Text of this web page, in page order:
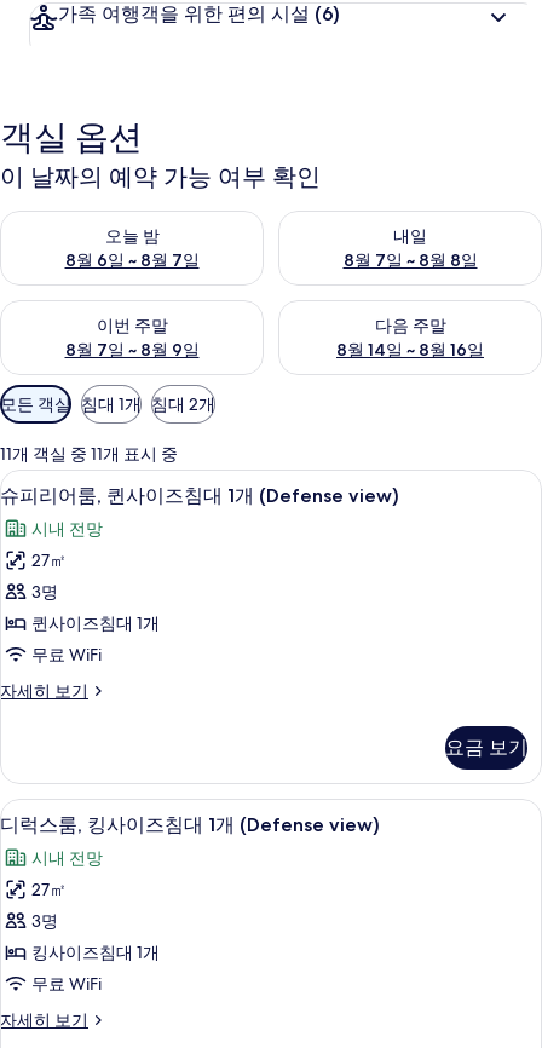
가족 여행객을 위한 편의 시설 (6)
객실 옵션
이 날짜의 예약 가능 여부 확인
오늘 밤
8월 6일 ~ 8월 7일
오늘 밤 예약 가능 여부 확인, 8월 6일 ~ 8월 7일
내일
8월 7일 ~ 8월 8일
내일 예약 가능 여부 확인, 8월
이번 주말
8월 7일 ~ 8월 9일
이번 주말 예약 가능 여부 확인, 8월 7일 ~ 8월 9일
다음 주말
8월 14일 ~ 8월 16일
다음 주말 예약 가능 여부 확인,
객
실
에
사
용
가
능
한
터
모든 객실 침대 1개 침대 2개
11개 객실 중 11개 표시 중
슈
피
리
어
룸,
퀸
이
침
대
1
개
(Defense
view)
사
진
모
슈피리어룸, 퀸사이즈침대 1개
7
슈피리어룸, 퀸사이즈침대 1개 (Defense view)
시내 전망
27㎡
3명
퀸사이즈침대 1개
무료 WiFi
자세히 보기
슈
룸,
퀸
사
이
즈
침
대
개
(Defense
view)
자
요금 보기
디
럭
스
룸,
킹
사
즈
디럭스룸, 킹사이즈침대 1개 (Defense
8
디럭스룸, 킹사이즈침대 1개 (Defense view)
시내 전망
27㎡
3명
킹사이즈침대 1개
무료 WiFi
자세히 보기
디